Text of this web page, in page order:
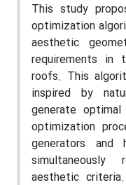
This study
optimization
aesthetic
requirements in
roofs. This
inspired by
generate
optimization
generators
aesthetic